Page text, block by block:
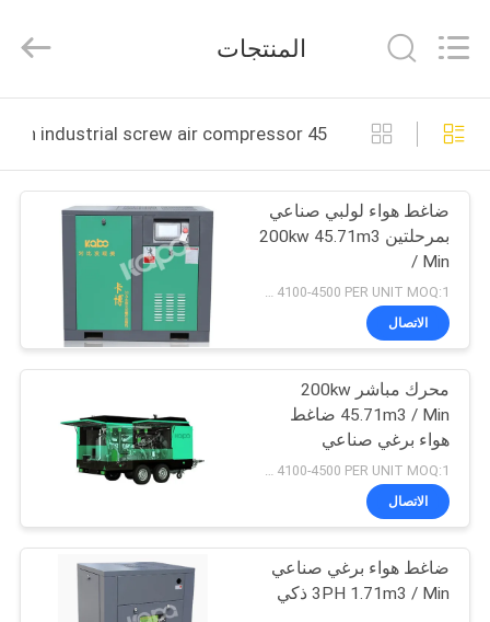
بيت
المنتجات
فيديوهات
معلومات
عنا
جولة
المصنع
رقابة
Gas
Technology
Rights
المنتجات
45 71m3 min industrial screw air compressor التصنيع عبر الإنترنت
ضاغط هواء لولبي صناعي
بمرحلتين 200kw 45.71m3
/ Min
USD 4100-4500 PER UNIT MOQ:1
الاتصال
محرك مباشر 200kw
45.71m3 / Min ضاغط
هواء برغي صناعي
الاتصال
ضاغط هواء برغي صناعي
3PH 1.71m3 / Min ذكي